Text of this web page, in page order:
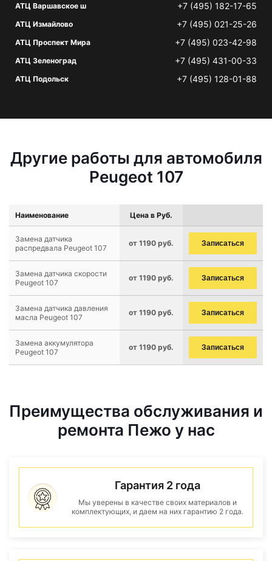
АТЦ Варшавское ш +7 (495) 182-17-65
АТЦ Измайлово +7 (495) 021-25-26
АТЦ Проспект Мира +7 (495) 023-42-98
АТЦ Зеленоград +7 (495) 431-00-33
АТЦ Подольск +7 (495) 128-01-88
Другие работы для автомобиля
Peugeot 107
Наименование Цена в Руб.
Замена датчика
распредвала Peugeot 107
от 1190 руб. Записаться
Замена датчика скорости
Peugeot 107
от 1190 руб. Записаться
Замена датчика давления
масла Peugeot 107
от 1190 руб. Записаться
Замена аккумулятора
Peugeot 107
от 1190 руб. Записаться
Преимущества обслуживания и
ремонта Пежо у нас
Гарантия 2 года
Мы уверены в качестве своих материалов и
комплектующих, и даем на них гарантию 2 года.